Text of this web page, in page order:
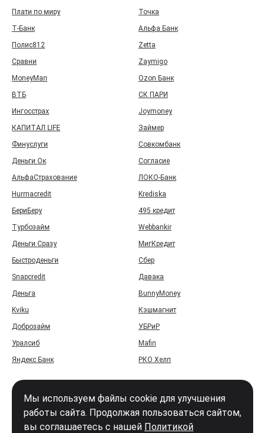
Плати по миру
Точка
Т‑Банк
Альфа Банк
Полис812
Zetta
Сравни
Zaymigo
MoneyMan
Ozon Банк
ВТБ
СК ПАРИ
Ингосстрах
Joymoney
КАПИТАЛ LIFE
Займер
Финуслуги
Совкомбанк
Деньги Ок
Согласие
АльфаСтрахование
ЛОКО-Банк
Hurmacredit
Krediska
БериБеру
495 кредит
Турбозайм
Webbankir
Деньги Сразу
МигКредит
Быстроденьги
Сбер
Snapcredit
Давака
Деньга
BunnyMoney
Kviku
Кэшмагнит
Доброзайм
УБРиР
Уралсиб
Mafin
Яндекс Банк
РКО Хелп
Мы используем файлы cookie для улучшения
работы сайта. Продолжая пользоваться сайтом,
вы соглашаетесь с нашей Политикой